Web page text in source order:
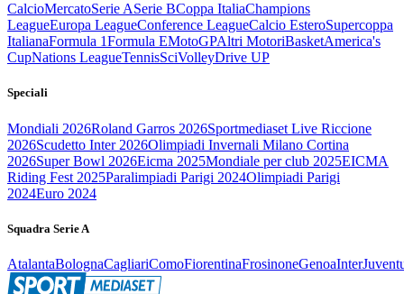
CalcioMercatoSerie ASerie BCoppa ItaliaChampions
LeagueEuropa LeagueConference LeagueCalcio EsteroSupercoppa
ItalianaFormula 1Formula EMotoGPAltri MotoriBasketAmerica's
CupNations LeagueTennisSciVolleyDrive UP
Speciali
Mondiali 2026Roland Garros 2026Sportmediaset Live Riccione
2026Scudetto Inter 2026Olimpiadi Invernali Milano Cortina
2026Super Bowl 2026Eicma 2025Mondiale per club 2025EICMA
Riding Fest 2025Paralimpiadi Parigi 2024Olimpiadi Parigi
2024Euro 2024
Squadra Serie A
AtalantaBolognaCagliariComoFiorentinaFrosinoneGenoaInter